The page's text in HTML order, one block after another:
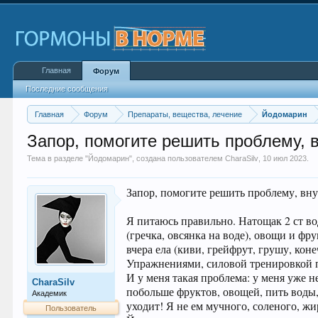
Главная Форум Препараты, вещества, лечение Йодомарин
Запор, помогите решить проблему,
Тема в разделе "Йодомарин", создана пользователемCharaSilv 10 июл 2023
CharaSilv
Академик
Пользователь
Запор, помогите решить проблему,
Я питаюсь правильно. Натощак 2 ст
(гречка, овсянка на воде), овощи и
вчера ела (киви, грейфрут, грушу,
Упражнениями, силовой
И у меня такая проблема: у меня уже
побольше фруктов, овощей, пить
уходит! Я не ем мучного, соленого,
Главная Форум
Последние сообщения